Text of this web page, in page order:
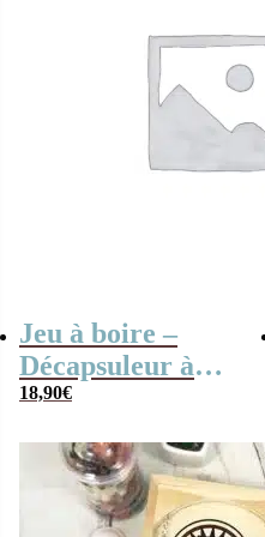
Jeu à boire –
Décapsuleur à
gages
18,90€